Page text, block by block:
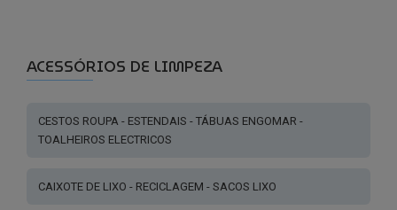
ACESSÓRIOS DE LIMPEZA
CESTOS ROUPA - ESTENDAIS - TÁBUAS ENGOMAR -
TOALHEIROS ELECTRICOS
CAIXOTE DE LIXO - RECICLAGEM - SACOS LIXO